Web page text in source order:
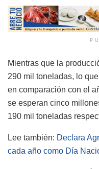
Mientras que la
290 mil toneladas, lo
en comparación con el
se esperan cinco
190 mil toneladas
Lee también: Declara
cada año como Día